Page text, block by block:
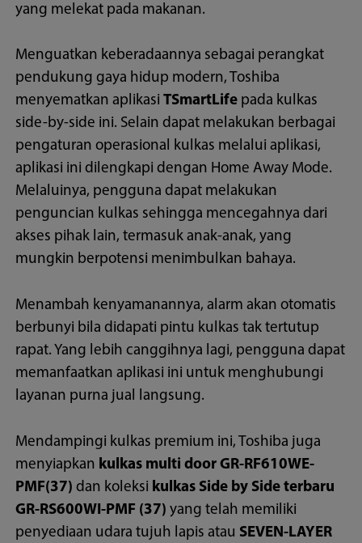
yang melekat pada makanan.
Menguatkan keberadaannya sebagai perangkat
pendukung gaya hidup modern, Toshiba
menyematkan aplikasiTSmartLife pada kulkas
side-by-side ini. Selain dapat melakukan berbagai
pengaturan operasional kulkas melalui aplikasi,
aplikasi ini dilengkapi dengan Home Away Mode.
Melaluinya, pengguna dapat melakukan
penguncian kulkas sehingga mencegahnya dari
akses pihak lain, termasuk anak-anak, yang
mungkin berpotensi menimbulkan bahaya.
Menambah kenyamanannya, alarm akan otomatis
berbunyi bila didapati pintu kulkas tak tertutup
rapat. Yang lebih canggihnya lagi, pengguna dapat
memanfaatkan aplikasi ini untuk menghubungi
layanan purna jual langsung.
Mendampingi kulkas premium ini, Toshiba juga
menyiapkan kulkas multi door GR-RF610WE-
PMF(37)dan koleksi kulkas Side by Side terbaru
GR-RS600WI-PMF (37) yang telah memiliki
penyediaan udara tujuh lapis atau SEVEN-LAYER